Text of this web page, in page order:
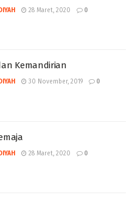
28 Maret, 2020 0
Kemandirian
30 November, 2019 0
28 Maret, 2020 0